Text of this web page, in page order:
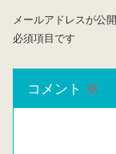
メールアドレスが公
必須項目です
コメント ※